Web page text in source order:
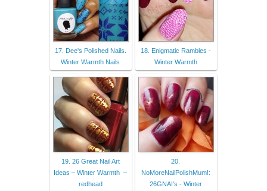
17. Dee's Polished Nails.
Winter Warmth Nails
18. Enigmatic Rambles -
Winter Warmth
19. 26 Great Nail Art
Ideas – Winter Warmth –
redhead
20.
NoMoreNailPolishMum!:
26GNAI's - Winter